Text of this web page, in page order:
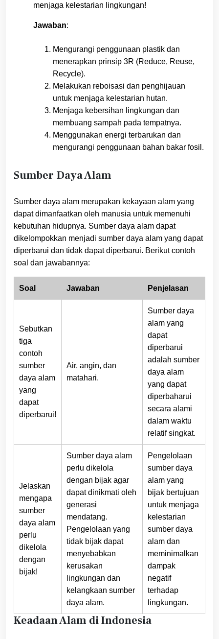
menjaga kelestarian lingkungan!
Jawaban:
Mengurangi penggunaan plastik dan
menerapkan prinsip 3R (Reduce, Reuse,
Recycle).
Melakukan reboisasi dan penghijauan
untuk menjaga kelestarian hutan.
Menjaga kebersihan lingkungan dan
membuang sampah pada tempatnya.
Menggunakan energi terbarukan dan
mengurangi penggunaan bahan bakar fosil.
Sumber Daya Alam
Sumber daya alam merupakan kekayaan alam yang
dapat dimanfaatkan oleh manusia untuk memenuhi
kebutuhan hidupnya. Sumber daya alam dapat
dikelompokkan menjadi sumber daya alam yang dapat
diperbarui dan tidak dapat diperbarui. Berikut contoh
soal dan jawabannya:
Soal Jawaban Penjelasan
Sebutkan
tiga
contoh
sumber
daya alam
yang
dapat
diperbarui!
Air, angin, dan
matahari.
Sumber daya
alam yang
dapat
diperbarui
adalah sumber
daya alam
yang dapat
diperbaharui
secara alami
dalam waktu
relatif singkat.
Jelaskan
mengapa
sumber
daya alam
perlu
dikelola
dengan
bijak!
Sumber daya alam
perlu dikelola
dengan bijak agar
dapat dinikmati oleh
generasi
mendatang.
Pengelolaan yang
tidak bijak dapat
menyebabkan
kerusakan
lingkungan dan
kelangkaan sumber
daya alam.
Pengelolaan
sumber daya
alam yang
bijak bertujuan
untuk menjaga
kelestarian
sumber daya
alam dan
meminimalkan
dampak
negatif
terhadap
lingkungan.
Keadaan Alam di Indonesia